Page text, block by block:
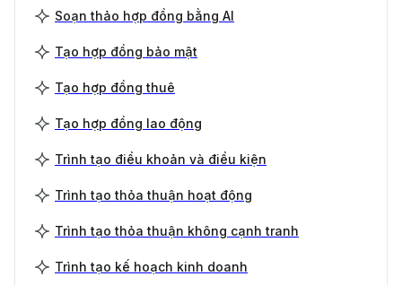
Soạn thảo hợp đồng bằng AI
Tạo hợp đồng bảo mật
Tạo hợp đồng thuê
Tạo hợp đồng lao động
Trình tạo điều khoản và điều kiện
Trình tạo thỏa thuận hoạt động
Trình tạo thỏa thuận không cạnh tranh
Trình tạo kế hoạch kinh doanh